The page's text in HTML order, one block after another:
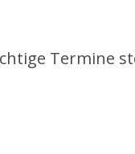
Termine